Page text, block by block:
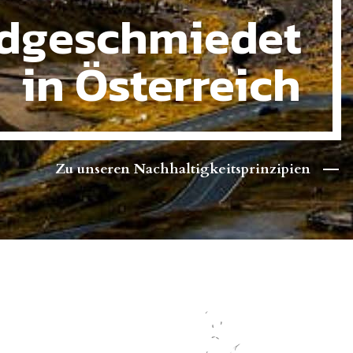
in Österreich
Zu unseren Nachhaltigkeitsprinzipien